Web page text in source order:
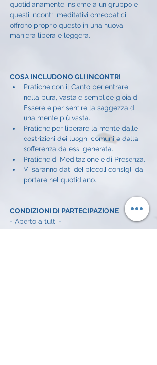
quotidianamente insieme a un gruppo e
questi incontri meditativi omeopatici
offrono proprio questo in una nuova
maniera libera e leggera.
COSA INCLUDONO GLI INCONTRI
Pratiche con il Canto per entrare
nella pura, vasta e semplice gioia di
Essere e per sentire la saggezza di
una mente più vasta.
Pratiche per liberare la mente dalle
costrizioni dei luoghi comuni e dalla
sofferenza da essi generata.
Pratiche di Meditazione e di Presenza.
Vi saranno dati dei piccoli consigli da
portare nel quotidiano.
CONDIZIONI DI PARTECIPAZIONE
- Aperto a tutti -